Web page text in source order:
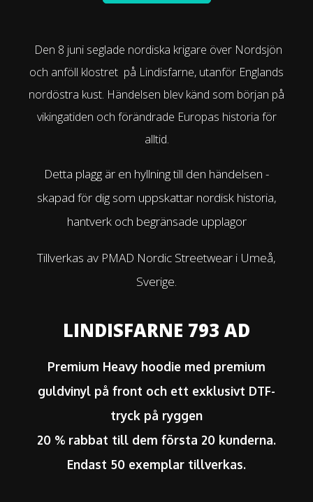
Den 8 juni seglade nordiska krigare över Nordsjön
och anföll klostret på Lindisfarne, utanför Englands
nordöstra kust. Händelsen blev känd som början på
vikingatiden och förändrade Europas historia för
alltid.
Detta plagg är en hyllning till den händelsen -
skapad för dig som uppskattar nordisk historia,
hantverk och begränsade upplagor
Tillverkas av PMAD Nordic Streetwear i Umeå,
Sverige.
LINDISFARNE 793 AD
Premium Heavy hoodie med premium
guldvinyl på front och ett exklusivt DTF-
tryck på ryggen
20 % rabbat till dem första 20 kunderna.
Endast 50 exemplar tillverkas.